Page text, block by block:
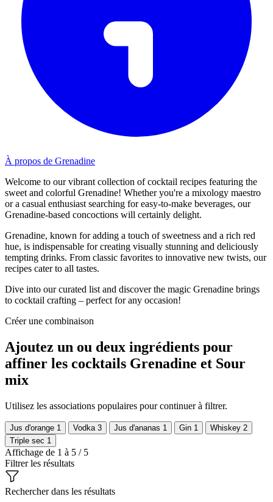
À propos de Grenadine
Welcome to our vibrant collection of cocktail recipes featuring the
sweet and colorful Grenadine! Whether you're a mixology maestro
or a casual enthusiast searching for easy-to-make beverages, our
Grenadine-based concoctions will certainly delight.
Grenadine, known for adding a touch of sweetness and a rich red
hue, is indispensable for creating visually stunning and deliciously
tempting drinks. From classic favorites to innovative new twists, our
recipes cater to all tastes.
Dive into our curated list and discover the magic Grenadine brings
to cocktail crafting – perfect for any occasion!
Créer une combinaison
Ajoutez un ou deux ingrédients pour
affiner les cocktails Grenadine et Sour
mix
Utilisez les associations populaires pour continuer à filtrer.
Jus d'orange 1 Vodka 3 Jus d'ananas 1 Gin 1 Whiskey 2
Triple sec 1
Affichage de 1 à 5 / 5
Filtrer les résultats
Rechercher dans les résultats